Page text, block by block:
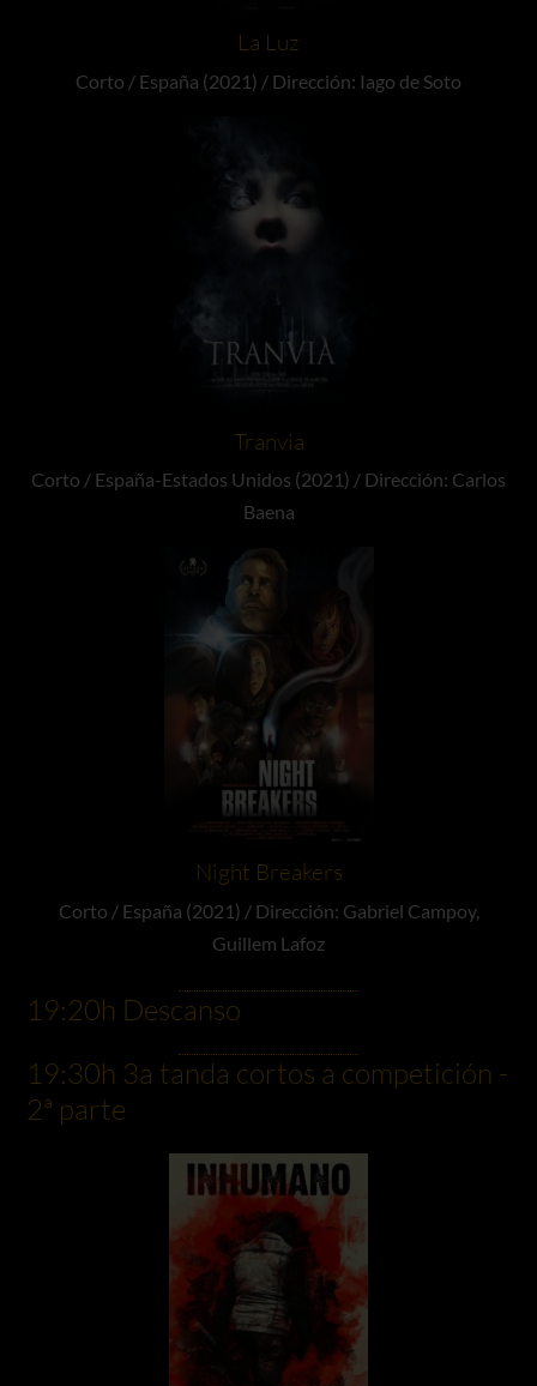
La Luz
Corto / España (2021) / Dirección: Iago de Soto
Tranvia
Corto / España-Estados Unidos (2021) / Dirección: Carlos
Baena
Night Breakers
Corto / España (2021) / Dirección: Gabriel Campoy,
Guillem Lafoz
19:20h Descanso
19:30h 3a tanda cortos a competición -
2ª parte